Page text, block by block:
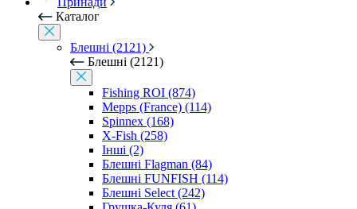
Каталог
Блешні (2121)
Блешні (2121)
Fishing ROI (874)
Mepps (France) (114)
Spinnex (168)
X-Fish (258)
Інші (2)
Блешні Flagman (84)
Блешні FUNFISH (114)
Блешні Select (242)